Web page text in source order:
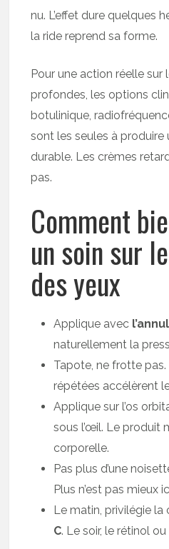
nu. L’effet dure quelques
la ride reprend sa forme.
Pour une action réelle sur
profondes, les options
botulinique,
sont les seules à
durable. Les crèmes
pas.
Comment
un soin sur
des yeux
Applique avec
naturellement la
Tapote, ne frotte
répétées accélèrent
Applique sur l’os
sous l’œil. Le produit
corporelle.
Pas plus d’une
Plus n’est pas mieux
Le matin, privilégie
C. Le soir, le rétinol